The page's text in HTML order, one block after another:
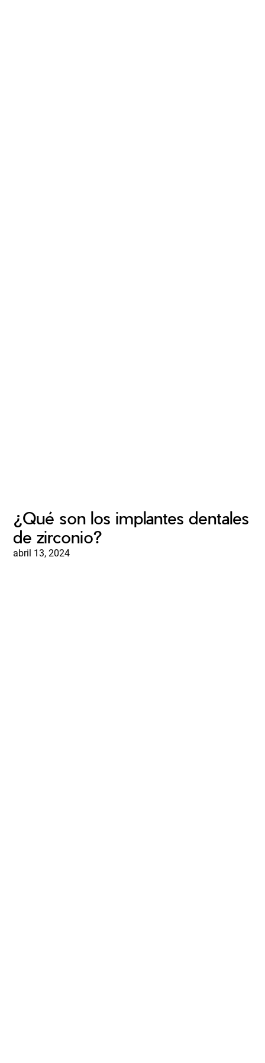
¿Qué son los implantes dentales
de zirconio?
abril 13, 2024